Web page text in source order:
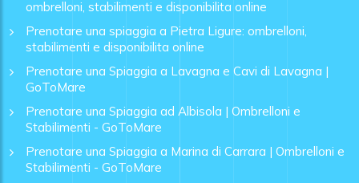
ombrelloni, stabilimenti e disponibilita online
Prenotare una spiaggia a Pietra Ligure: ombrelloni,
stabilimenti e disponibilita online
Prenotare una Spiaggia a Lavagna e Cavi di Lavagna |
GoToMare
Prenotare una Spiaggia ad Albisola | Ombrelloni e
Stabilimenti - GoToMare
Prenotare una Spiaggia a Marina di Carrara | Ombrelloni e
Stabilimenti - GoToMare